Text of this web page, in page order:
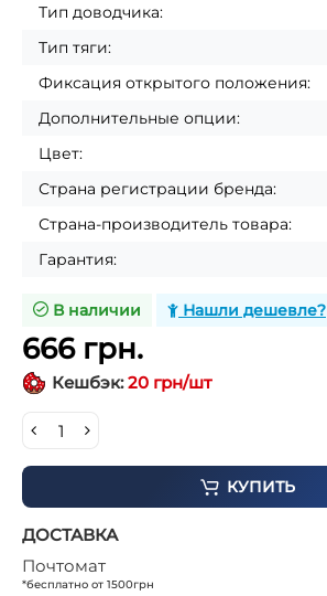
Тип доводчика:
Тип тяги:
Фиксация открытого положения:
Дополнительные опции:
Цвет:
Страна регистрации бренда:
Страна-производитель товара:
Гарантия:
В наличии Нашли дешевле?
666 грн.
Кешбэк:20 грн/шт
КУПИТЬ
ДОСТАВКА
Почтомат
*бесплатно от 1500грн